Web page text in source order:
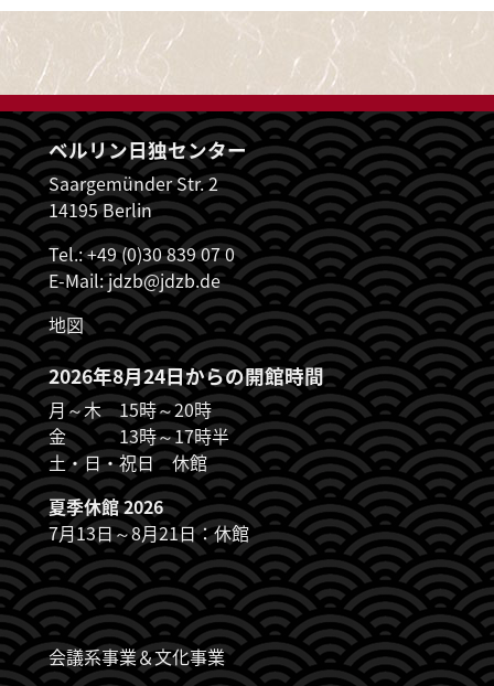
ベルリン日独センター
Saargemünder Str. 2
14195 Berlin
Tel.: +49 (0)30 839 07 0
E-Mail:jdzb@jdzb.de
地図
2026年8月24日からの開館時間
月～木 15時～20時
金 13時～17時半
土・日・祝日 休館
夏季休館 2026
7月13日～8月21日：休館
JDZB_FUSSZEILENMENÜ
会議系事業＆文化事業